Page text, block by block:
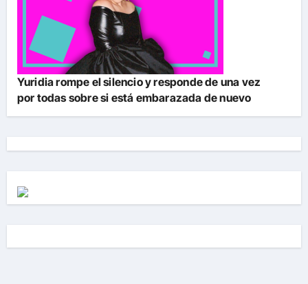
Yuridia rompe el silencio y responde de una vez
por todas sobre si está embarazada de nuevo